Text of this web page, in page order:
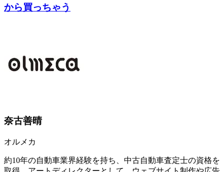
から買っちゃう
奈古善晴
オルメカ
約10年の自動車業界経験を持ち、中古自動車査定士の資格を